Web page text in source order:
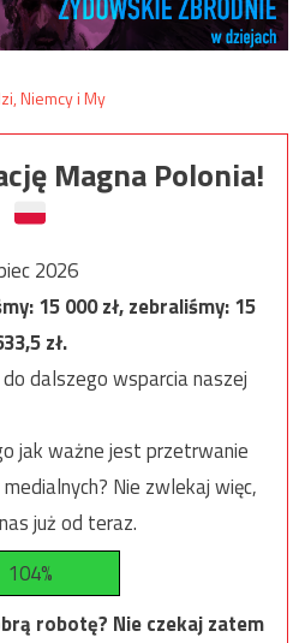
Magna Polonia!
2026
15 000zł, zebraliśmy:15
zł.
dalszego wsparcia naszej
jak ważne jest przetrwanie
Nie zwlekaj więc,
już od teraz.
104%
robotę? Nie czekaj zatem